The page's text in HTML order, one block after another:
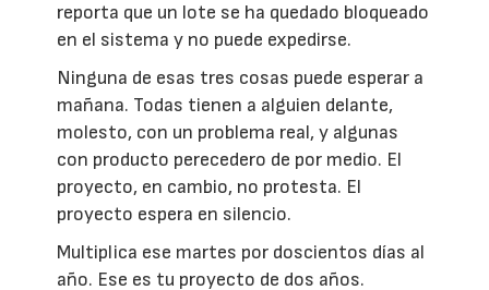
reporta que un lote se ha quedado bloqueado
en el sistema y no puede expedirse.
Ninguna de esas tres cosas puede esperar a
mañana. Todas tienen a alguien delante,
molesto, con un problema real, y algunas
con producto perecedero de por medio. El
proyecto, en cambio, no protesta. El
proyecto espera en silencio.
Multiplica ese martes por doscientos días al
año. Ese es tu proyecto de dos años.